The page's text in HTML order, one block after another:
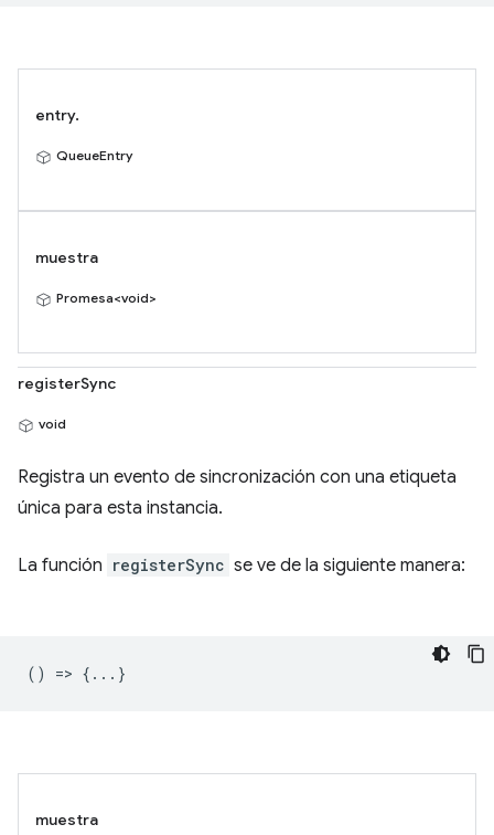
entry.
QueueEntry
muestra
Promesa<void>
registerSync
void
Registra un evento de sincronización con una etiqueta
única para esta instancia.
La función registerSync se ve de la siguiente manera:
() => {...}
muestra